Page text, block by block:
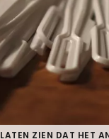
LATEN ZIEN DAT HET